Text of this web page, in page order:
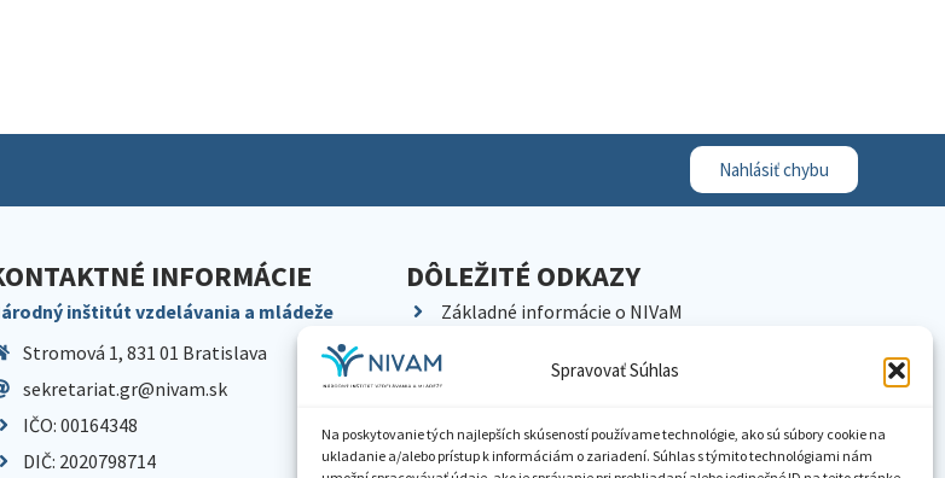
Spravovať Súhlas
Na poskytovanie tých najlepších skúseností používame technológie, ako sú súbory cookie na
ukladanie a/alebo prístup k informáciám o zariadení. Súhlas s týmito technológiami nám
Nahlásiť chybu
INFORMÁCIE
inštitút vzdelávania a mládeže
Stromová 1, 831 01 Bratislava
sekretariat.gr@nivam.sk
IČO: 00164348
DIČ: 2020798714
DÔLEŽITÉ ODKAZY
Základné informácie o NIVaM
Kariéra
Pracoviská NIVaM